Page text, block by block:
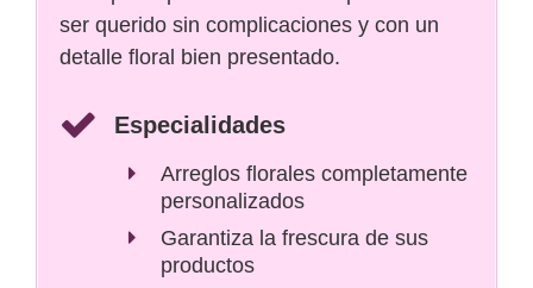
ser querido sin complicaciones y con un
detalle floral bien presentado.
Especialidades
Arreglos florales completamente
personalizados
Garantiza la frescura de sus
productos